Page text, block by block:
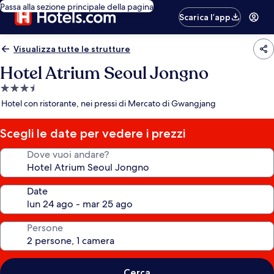
Passa alla sezione principale della pagina
Scarica l’app
Visualizza tutte le strutture
Hotel Atrium Seoul Jongno
Struttura
a
stelle
Hotel con ristorante, nei pressi di Mercato di Gwangjang
Scegli le date per vedere i prezzi
Dove vuoi andare?
Date
Persone